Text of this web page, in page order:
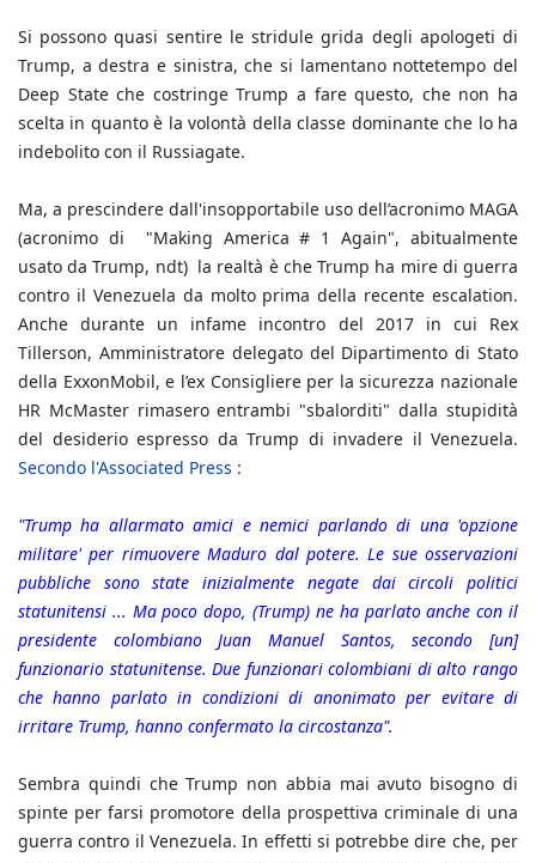
Si possono quasi sentire le stridule grida degli apologeti di
Trump, a destra e sinistra, che si lamentano nottetempo del
Deep State che costringe Trump a fare questo, che non ha
scelta in quanto è la volontà della classe dominante che lo ha
indebolito con il Russiagate.
Ma, a prescindere dall'insopportabile uso dell’acronimo MAGA
(acronimo di "Making America # 1 Again", abitualmente
usato da Trump, ndt) la realtà è che Trump ha mire di guerra
contro il Venezuela da molto prima della recente escalation.
Anche durante un infame incontro del 2017 in cui Rex
Tillerson, Amministratore delegato del Dipartimento di Stato
della ExxonMobil, e l’ex Consigliere per la sicurezza nazionale
HR McMaster rimasero entrambi "sbalorditi" dalla stupidità
del desiderio espresso da Trump di invadere il Venezuela.
Secondo l'Associated Press :
"Trump ha allarmato amici e nemici parlando di una 'opzione
militare' per rimuovere Maduro dal potere. Le sue osservazioni
pubbliche sono state inizialmente negate dai circoli politici
statunitensi ... Ma poco dopo, (Trump) ne ha parlato anche con il
presidente colombiano Juan Manuel Santos, secondo [un]
funzionario statunitense. Due funzionari colombiani di alto rango
che hanno parlato in condizioni di anonimato per evitare di
irritare Trump, hanno confermato la circostanza".
Sembra quindi che Trump non abbia mai avuto bisogno di
spinte per farsi promotore della prospettiva criminale di una
guerra contro il Venezuela. In effetti si potrebbe dire che, per